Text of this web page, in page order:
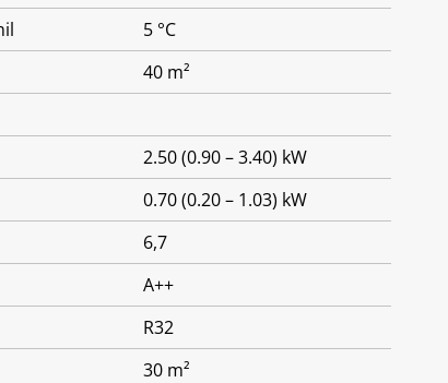
5 °C
40 m²
2.50 (0.90 – 3.40) kW
0.70 (0.20 – 1.03) kW
6,7
A++
R32
30 m²